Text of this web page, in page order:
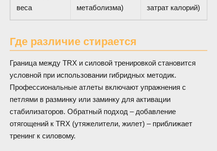
веса
метаболизма)
затрат калорий)
Где различие стирается
Граница между TRX и силовой тренировкой становится
условной при использовании гибридных методик.
Профессиональные атлеты включают упражнения с
петлями в разминку или заминку для активации
стабилизаторов. Обратный подход – добавление
отягощений к TRX (утяжелители, жилет) – приближает
тренинг к силовому.